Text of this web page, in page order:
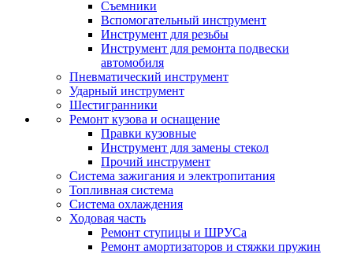
Съемники
Вспомогательный инструмент
Инструмент для резьбы
Инструмент для ремонта подвески
автомобиля
Пневматический инструмент
Ударный инструмент
Шестигранники
Ремонт кузова и оснащение
Правки кузовные
Инструмент для замены стекол
Прочий инструмент
Система зажигания и электропитания
Топливная система
Система охлаждения
Ходовая часть
Ремонт ступицы и ШРУСа
Ремонт амортизаторов и стяжки пружин